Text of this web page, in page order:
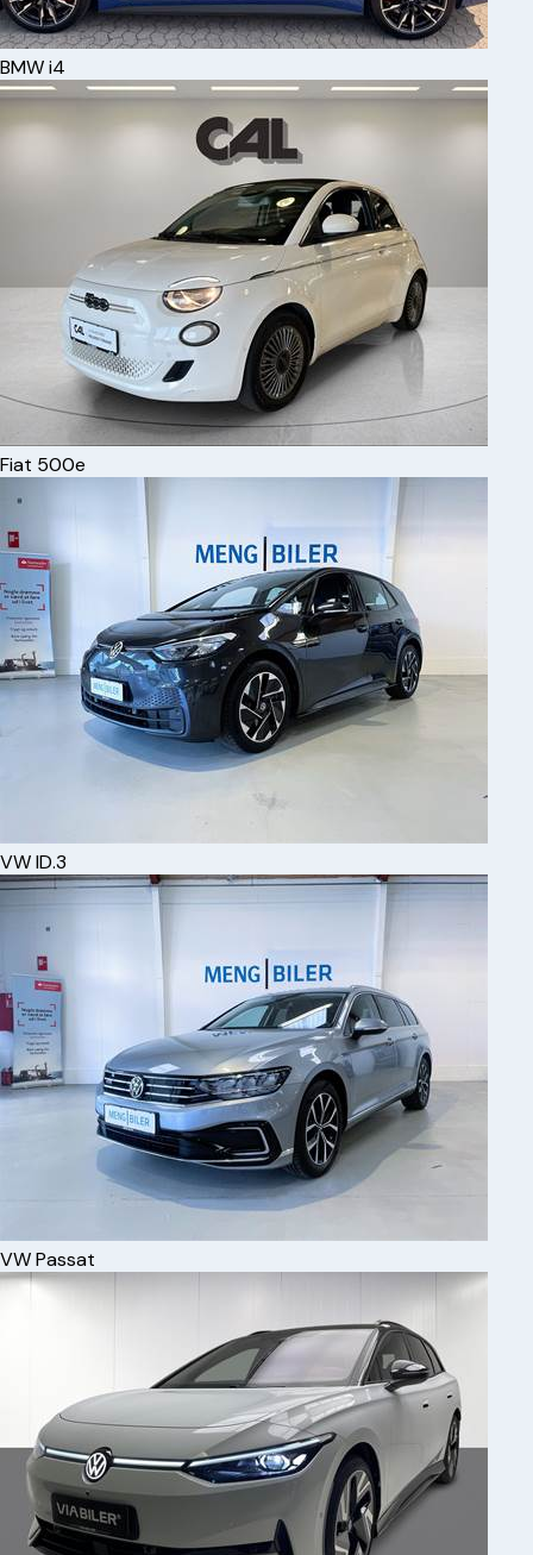
BMWi4
Fiat 500e
VWID.3
VWPassat